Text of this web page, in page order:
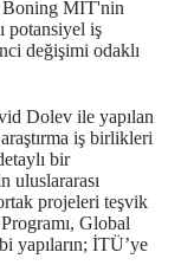
Boning MIT'nin
potansiyel iş
değişimi odaklı
Dolev ile yapılan
iş birlikleri
bir
uluslararası
projeleri teşvik
Global
yapıların; İTÜ’ye